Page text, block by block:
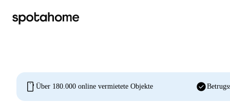
mobile Über 180.000 online vermietete Objekte check_circle